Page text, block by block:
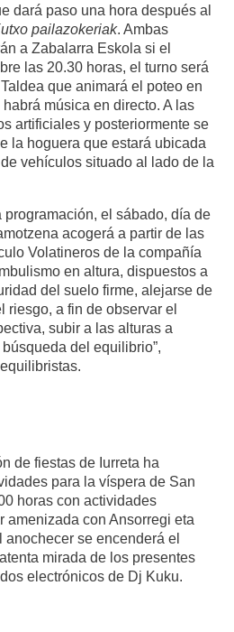
dará paso una hora después al
pailazokeriak. Ambas
a Zabalarra Eskola si el
las 20.30 horas, el turno será
que animará el poteo en
música en directo. A las
artificiales y posteriormente se
la hoguera que estará ubicada
vehículos situado al lado de la
programación, el sábado, día de
acogerá a partir de las
Volatineros de la compañía
en altura, dispuestos a
del suelo firme, alejarse de
riesgo, a fin de observar el
subir a las alturas a
del equilibrio”,
de fiestas de Iurreta ha
para la víspera de San
horas con actividades
amenizada con Ansorregi eta
anochecer se encenderá el
mirada de los presentes
electrónicos de Dj Kuku.